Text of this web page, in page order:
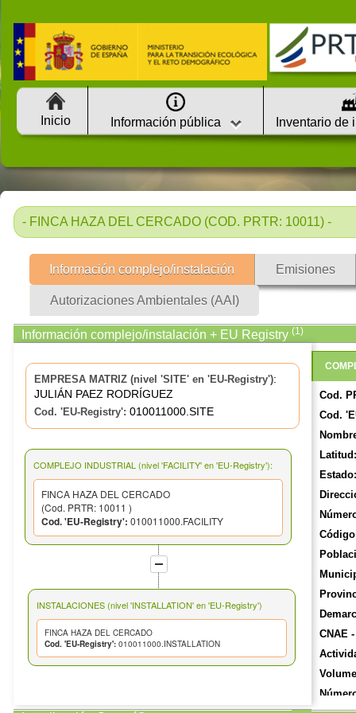
Inicio Información pública Inventario de
- FINCA HAZA DEL CERCADO (COD. PRTR: 10011) -
Información complejo/instalación Emisiones
Autorizaciones Ambientales (AAI)
Información complejo/instalación + EU Registry (1)
EMPRESA MATRIZ (nivel 'SITE' en 'EU-Registry'):
JULIÁN PAEZ RODRÍGUEZ
Cod. 'EU-Registry': 010011000.SITE
COMPLEJO INDUSTRIAL (nivel 'FACILITY' en 'EU-Registry'):
FINCA HAZA DEL CERCADO
(Cod. PRTR: 10011 )
Cod. 'EU-Registry': 010011000.FACILITY
INSTALACIONES (nivel 'INSTALLATION' en 'EU-Registry')
FINCA HAZA DEL CERCADO
Cod. 'EU-Registry': 010011000.INSTALLATION
Cod.
Cod.
Latitud:
Estado:
CNAE